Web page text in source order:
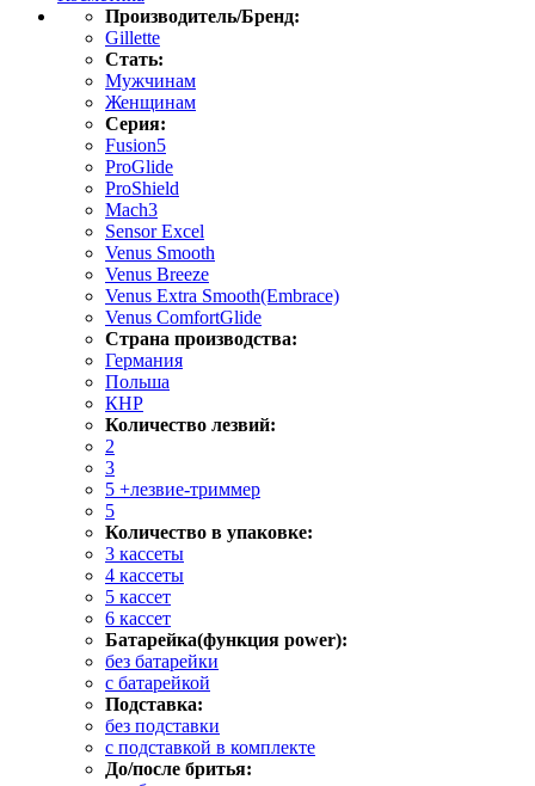
Производитель/Бренд:
Gillette
Стать:
Мужчинам
Женщинам
Серия:
Fusion5
ProGlide
ProShield
Mach3
Sensor Excel
Venus Smooth
Venus Breeze
Venus Extra Smooth(Embrace)
Venus ComfortGlide
Страна производства:
Германия
Польша
КНР
Количество лезвий:
2
3
5 +лезвие-триммер
5
Количество в упаковке:
3 кассеты
4 кассеты
5 кассет
6 кассет
Батарейка(функция power):
без батарейки
с батарейкой
Подставка:
без подставки
с подставкой в комплекте
До/после бритья: